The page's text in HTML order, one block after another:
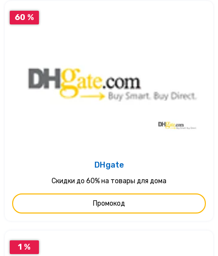
60 %
DHgate
Скидки до 60% на товары для дома
Промокод
1 %